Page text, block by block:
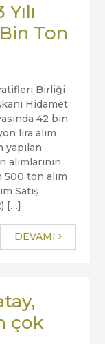
Ton
Birliği
Hidamet
42 bin
lira alım
yapılan
500 ton alım
Satış
[…]
DEVAMI
çok